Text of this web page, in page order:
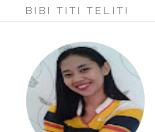
BIBI TITI TELITI